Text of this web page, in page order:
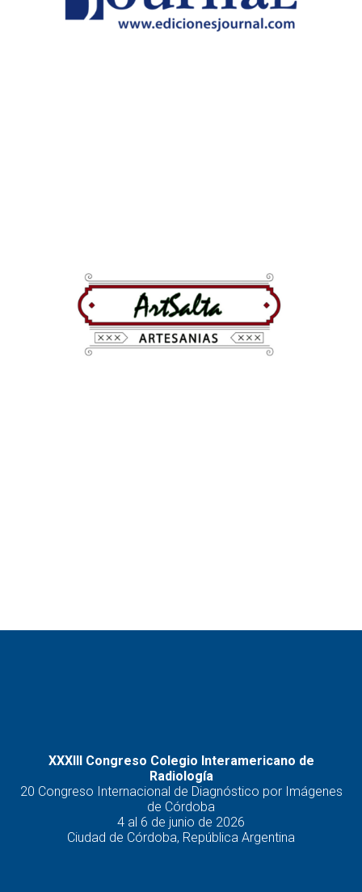
XXXIII Congreso Colegio Interamericano de
Radiología
20 Congreso Internacional de Diagnóstico por Imágenes
de Córdoba
4 al 6 de junio de 2026
Ciudad de Córdoba, República Argentina